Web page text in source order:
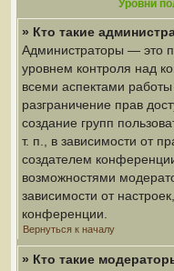
Уровни
» Кто такие
Администраторы — это
уровнем контроля над
всеми аспектами
разграничение прав
создание групп
т. п., в зависимости от
создателем
возможностями
зависимости от
конференции.
Вернуться к началу
» Кто такие